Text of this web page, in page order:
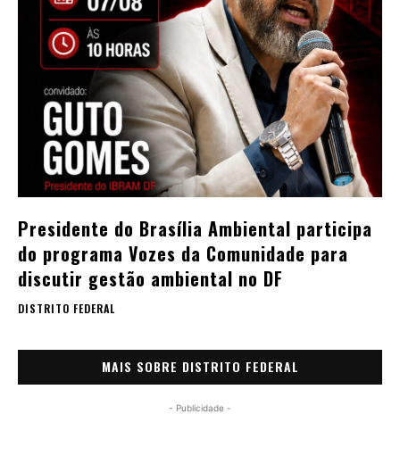
Presidente do Brasília Ambiental participa
do programa Vozes da Comunidade para
discutir gestão ambiental no DF
DISTRITO FEDERAL
MAIS SOBRE DISTRITO FEDERAL
- Publicidade -